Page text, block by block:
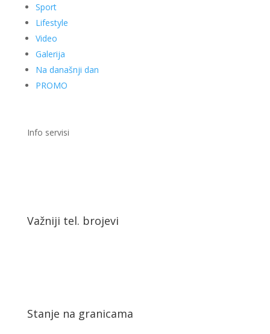
Sport
Lifestyle
Video
Galerija
Na današnji dan
PROMO
Info servisi
Važniji tel. brojevi
Stanje na granicama